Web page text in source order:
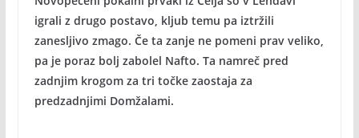
igrali z drugo postavo, kljub temu pa iztržili
zanesljivo zmago. Če ta zanje ne pomeni prav veliko,
pa je poraz bolj zabolel Nafto. Ta namreč pred
zadnjim krogom za tri točke zaostaja za
predzadnjimi Domžalami.